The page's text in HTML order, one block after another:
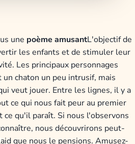
une poème amusantL'objectif de
les enfants et de stimuler leur
Les principaux personnages
chaton un peu intrusif, mais
veut jouer. Entre les lignes, il y a
ce qui nous fait peur au premier
ce qu'il paraît. Si nous l'observons
nous découvrirons peut-
que nous le pensions. Amusez-